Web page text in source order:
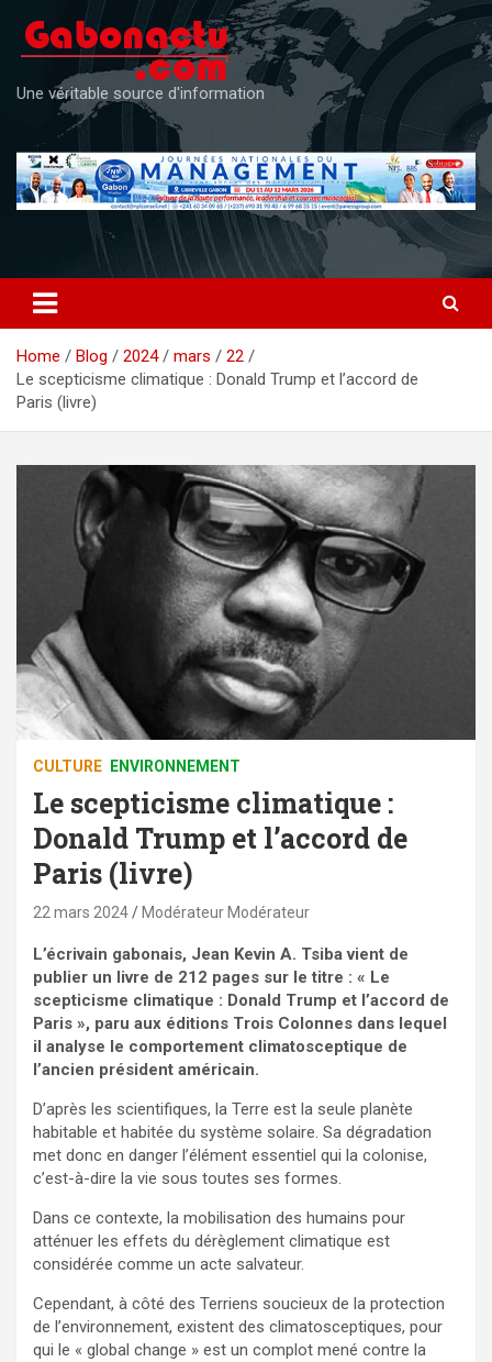
content
Une véritable source d'information
Home Blog 2024 mars
22
Le scepticisme climatique : Donald Trump et l’accord de
Paris (livre)
CULTURE ENVIRONNEMENT
Le scepticisme climatique :
Donald Trump et l’accord de
Paris (livre)
22 mars 2024 Modérateur Modérateur
L’écrivain gabonais, Jean Kevin A. Tsiba vient de
publier un livre de 212 pages sur le titre : « Le
scepticisme climatique : Donald Trump et l’accord de
Paris », paru aux éditions Trois Colonnes dans lequel
il analyse le comportement climatosceptique de
l’ancien président américain.
D’après les scientifiques, la Terre est la seule planète
habitable et habitée du système solaire. Sa dégradation
met donc en danger l’élément essentiel qui la colonise,
c’est-à-dire la vie sous toutes ses formes.
Dans ce contexte, la mobilisation des humains pour
atténuer les effets du dérèglement climatique est
considérée comme un acte salvateur.
Cependant, à côté des Terriens soucieux de la protection
de l’environnement, existent des climatosceptiques, pour
qui le « global change » est un complot mené contre la